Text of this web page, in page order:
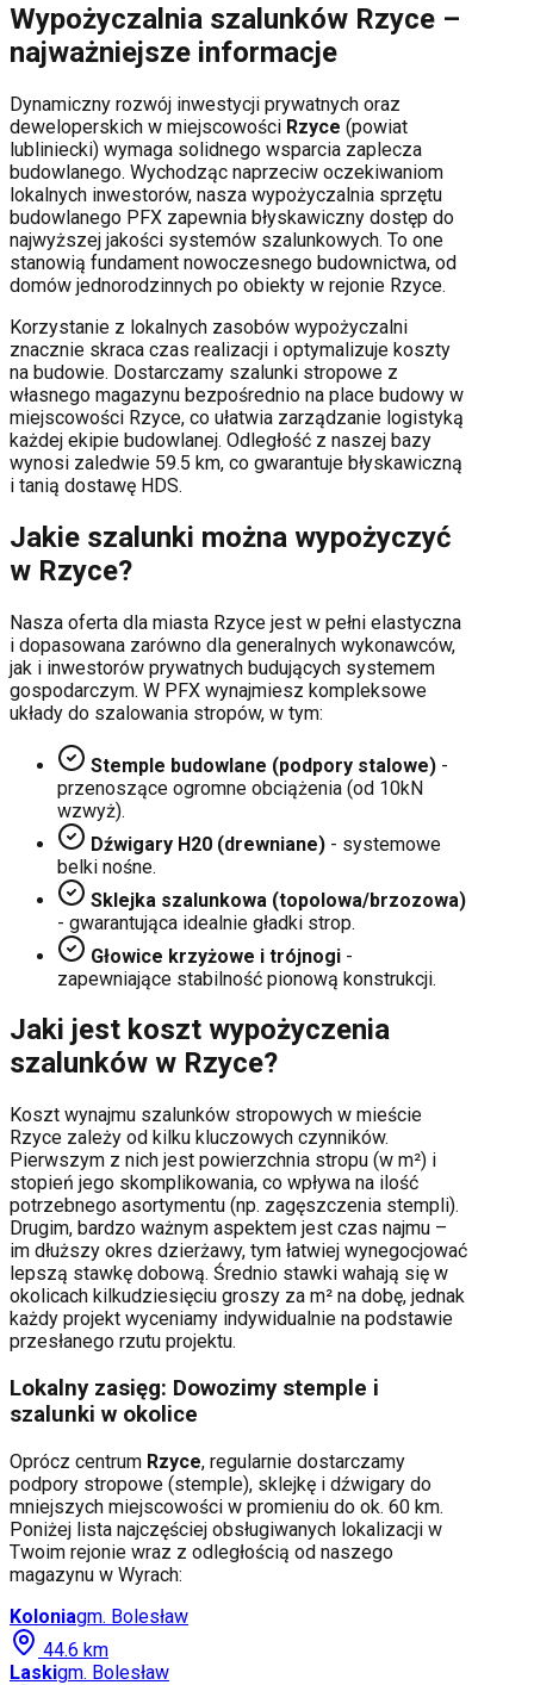
Wypożyczalnia szalunków Rzyce –
najważniejsze informacje
Dynamiczny rozwój inwestycji prywatnych oraz
deweloperskich w miejscowości Rzyce (powiat
lubliniecki) wymaga solidnego wsparcia zaplecza
budowlanego. Wychodząc naprzeciw oczekiwaniom
lokalnych inwestorów, nasza wypożyczalnia sprzętu
budowlanego PFX zapewnia błyskawiczny dostęp do
najwyższej jakości systemów szalunkowych. To one
stanowią fundament nowoczesnego budownictwa, od
domów jednorodzinnych po obiekty w rejonie Rzyce.
Korzystanie z lokalnych zasobów wypożyczalni
znacznie skraca czas realizacji i optymalizuje koszty
na budowie. Dostarczamy szalunki stropowe z
własnego magazynu bezpośrednio na place budowy w
miejscowości Rzyce, co ułatwia zarządzanie logistyką
każdej ekipie budowlanej. Odległość z naszej bazy
wynosi zaledwie 59.5 km, co gwarantuje błyskawiczną
i tanią dostawę HDS.
Jakie szalunki można wypożyczyć
w Rzyce?
Nasza oferta dla miasta Rzyce jest w pełni elastyczna
i dopasowana zarówno dla generalnych wykonawców,
jak i inwestorów prywatnych budujących systemem
gospodarczym. W PFX wynajmiesz kompleksowe
układy do szalowania stropów, w tym:
Stemple budowlane (podpory stalowe) -
przenoszące ogromne obciążenia (od 10kN
wzwyż).
Dźwigary H20 (drewniane) - systemowe
belki nośne.
Sklejka szalunkowa (topolowa/brzozowa)
- gwarantująca idealnie gładki strop.
Głowice krzyżowe i trójnogi -
zapewniające stabilność pionową konstrukcji.
Jaki jest koszt wypożyczenia
szalunków w Rzyce?
Koszt wynajmu szalunków stropowych w mieście
Rzyce zależy od kilku kluczowych czynników.
Pierwszym z nich jest powierzchnia stropu (w m²) i
stopień jego skomplikowania, co wpływa na ilość
potrzebnego asortymentu (np. zagęszczenia stempli).
Drugim, bardzo ważnym aspektem jest czas najmu –
im dłuższy okres dzierżawy, tym łatwiej wynegocjować
lepszą stawkę dobową. Średnio stawki wahają się w
okolicach kilkudziesięciu groszy za m² na dobę, jednak
każdy projekt wyceniamy indywidualnie na podstawie
przesłanego rzutu projektu.
Lokalny zasięg: Dowozimy stemple i
szalunki w okolice
Oprócz centrum Rzyce, regularnie dostarczamy
podpory stropowe (stemple), sklejkę i dźwigary do
mniejszych miejscowości w promieniu do ok. 60 km.
Poniżej lista najczęściej obsługiwanych lokalizacji w
Twoim rejonie wraz z odległością od naszego
magazynu w Wyrach:
Koloniagm. Bolesław
44.6 km
Laskigm. Bolesław